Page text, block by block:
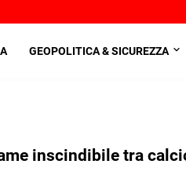
GEOPOLITICA & SICUREZZA
inscindibile tra